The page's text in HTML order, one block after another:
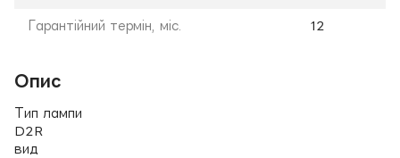
Гарантійний термін, міс. 12
Опис
Тип лампи
D2R
вид